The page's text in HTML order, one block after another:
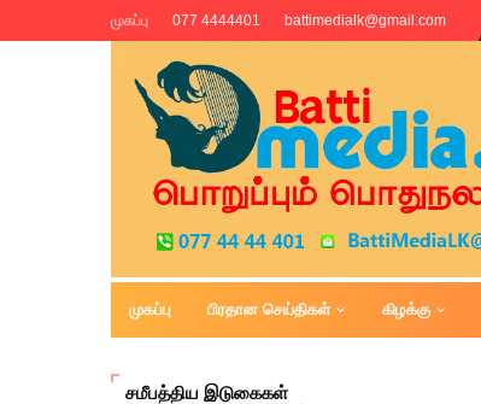
முகப்பு 077 4444401 battimedialk@gmail.com
Battimedia
முகப்பு பிரதான செய்திகள் கிழக்கு
சமீபத்திய இடுகைகள்